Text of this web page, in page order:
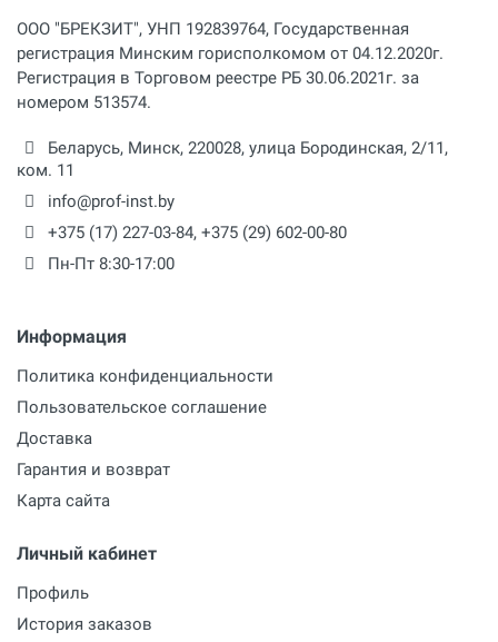
Свободный ход
90 мм
187 x 165 x 83 мм
Сила магнитного притяжения
532 кг
Потребляемая мощность
Полная потребляемая мощность
950 Вт
400 об/мин
Захват
Дополнительные
ООО "БРЕКЗИТ", УНП 192839764, Государственная
регистрация Минским горисполкомом от 04.12.2020г.
Регистрация в Торговом реестре РБ 30.06.2021г. за
номером 513574.
Беларусь, Минск, 220028, улица Бородинская, 2/11,
ком. 11
info@prof-inst.by
+375 (17) 227-03-84, +375 (29) 602-00-80
Пн-Пт 8:30-17:00
Информация
Политика конфиденциальности
Пользовательское соглашение
Доставка
Гарантия и возврат
Карта сайта
Личный кабинет
Профиль
История заказов